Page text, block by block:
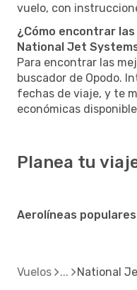
vuelo, con
¿Cómo encontrar
National Jet
Para encontrar las
buscador de Opodo.
fechas de viaje, y te
económicas
Planea tu
Aerolíneas populares
Vuelos National